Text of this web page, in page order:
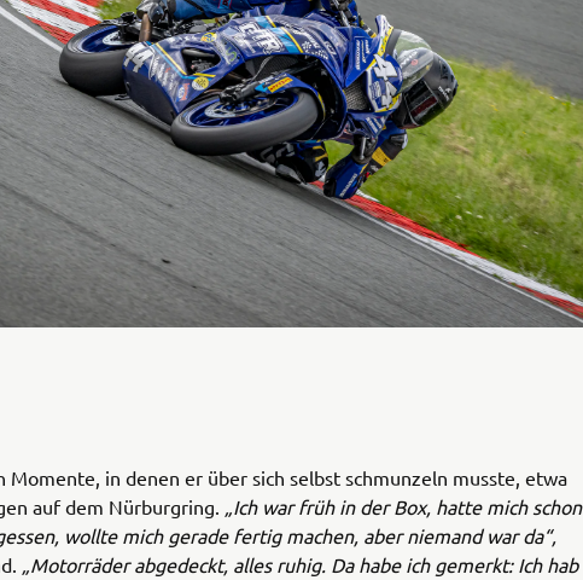
Momente, in denen er über sich selbst schmunzeln musste, etwa
auf dem Nürburgring. „Ich war früh in der Box, hatte mich schon
wollte mich gerade fertig machen, aber niemand war da“,
„Motorräder abgedeckt, alles ruhig. Da habe ich gemerkt: Ich hab